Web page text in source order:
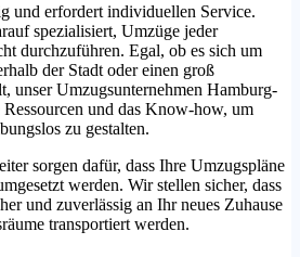
und erfordert individuellen Service.
spezialisiert, Umzüge jeder
durchzuführen. Egal, ob es sich um
der Stadt oder einen groß
unser Umzugsunternehmen Hamburg-
und das Know-how, um
zu gestalten.
sorgen dafür, dass Ihre Umzugspläne
werden. Wir stellen sicher, dass
und zuverlässig an Ihr neues Zuhause
transportiert werden.